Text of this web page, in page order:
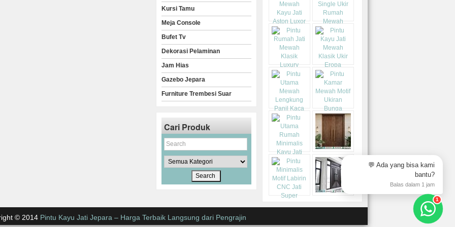
Kursi Tamu
Meja Console
Bufet Tv
Dekorasi Pelaminan
Jam Hias
Gazebo Jepara
Furniture Trembesi Suar
Cari Produk
© 2014 Pintu Kayu Jati Jepara – Harga Terbaik Langsung dari Pengrajin
💬 Ada yang bisa kami
bantu?
Balas dalam 1 jam
1